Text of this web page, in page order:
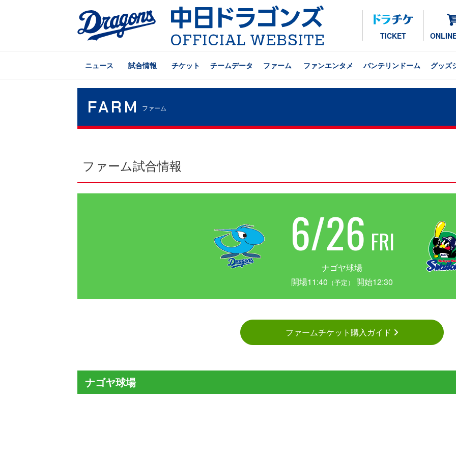
TICKET
ニュース 試合情報 チケット チームデータ ファーム ファンエンタメ バンテリンドーム グッズ
FARM ファーム
ファーム試合情報
6/26 FRI
ナゴヤ球場
開場11:40 （予定） 開始12:30
ファームチケット購入ガイド
ナゴヤ球場